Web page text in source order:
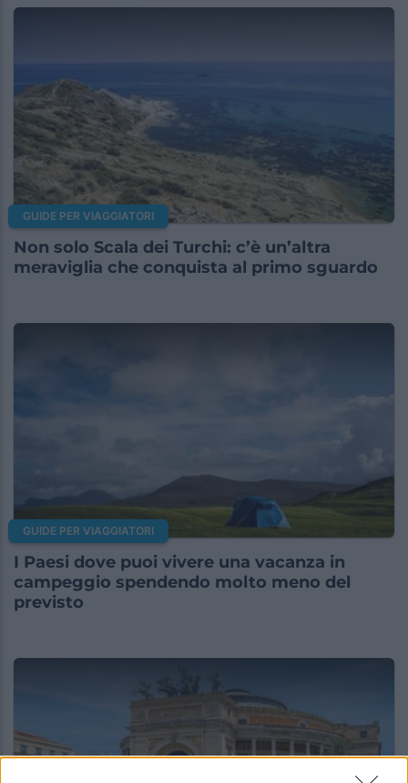
GUIDE PER VIAGGIATORI
Non solo Scala dei Turchi: c’è un’altra
meraviglia che conquista al primo sguardo
GUIDE PER VIAGGIATORI
I Paesi dove puoi vivere una vacanza in
campeggio spendendo molto meno del
previsto